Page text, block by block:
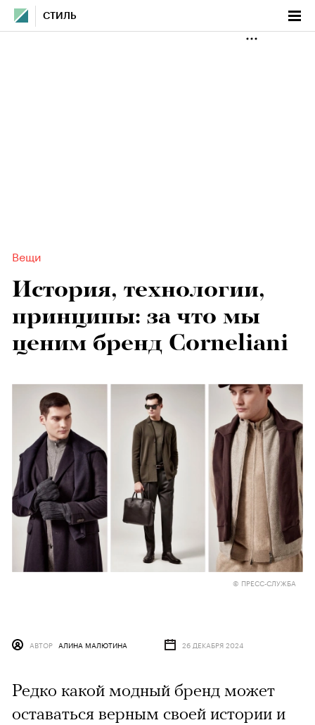
СТИЛЬ
Вещи
История, технологии,
принципы: за что мы
ценим бренд Corneliani
© ПРЕСС-СЛУЖБА
АВТОР АЛИНА МАЛЮТИНА 26 ДЕКАБРЯ 2024
Редко какой модный бренд может
оставаться верным своей истории и